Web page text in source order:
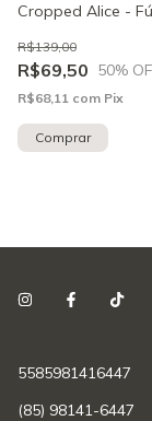
Cropped Alice -
R$69,50
R$139,00
50%
R$68,11 com Pix
Comprar
5585981416447
(85) 98141-6447